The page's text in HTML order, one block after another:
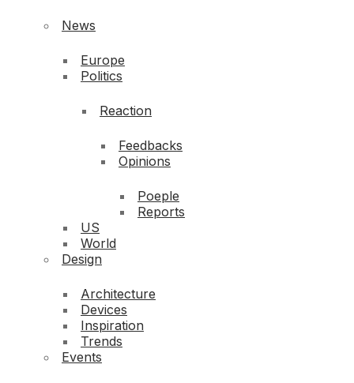
News
Europe
Politics
Reaction
Feedbacks
Opinions
Poeple
Reports
US
World
Design
Architecture
Devices
Inspiration
Trends
Events